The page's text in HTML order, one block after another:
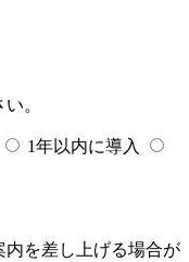
。
1年以内に導入
内を差し上げる場合が